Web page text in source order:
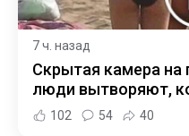
7 ч. назад
Скрытая камера
люди вытворяют,
102 54 40